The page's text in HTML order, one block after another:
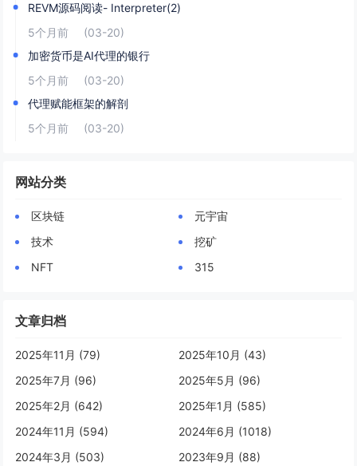
REVM源码阅读- Interpreter(2)
5个月前
(03-20)
加密货币是AI代理的银行
5个月前
(03-20)
代理赋能框架的解剖
5个月前
(03-20)
网站分类
区块链
元宇宙
技术
挖矿
NFT
315
文章归档
2025年11月 (79)
2025年10月 (43)
2025年7月 (96)
2025年5月 (96)
2025年2月 (642)
2025年1月 (585)
2024年11月 (594)
2024年6月 (1018)
2024年3月 (503)
2023年9月 (88)